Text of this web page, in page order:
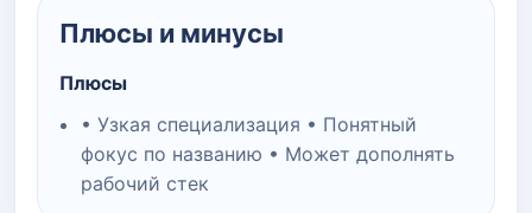
Плюсы и минусы
Плюсы
• Узкая специализация • Понятный
фокус по названию • Может дополнять
рабочий стек